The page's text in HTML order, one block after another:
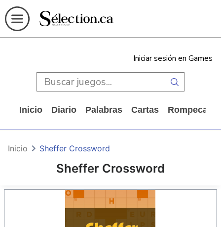
Iniciar sesión en Games
Inicio Diario Palabras Cartas
Sheffer Crossword
Inicio Sheffer Crossword